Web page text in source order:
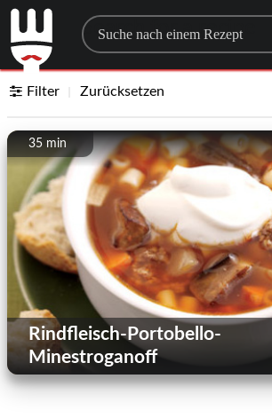
Search for a recipe
Filter Zurücksetzen
35 min
Rindfleisch-Portobello-
Minestroganoff